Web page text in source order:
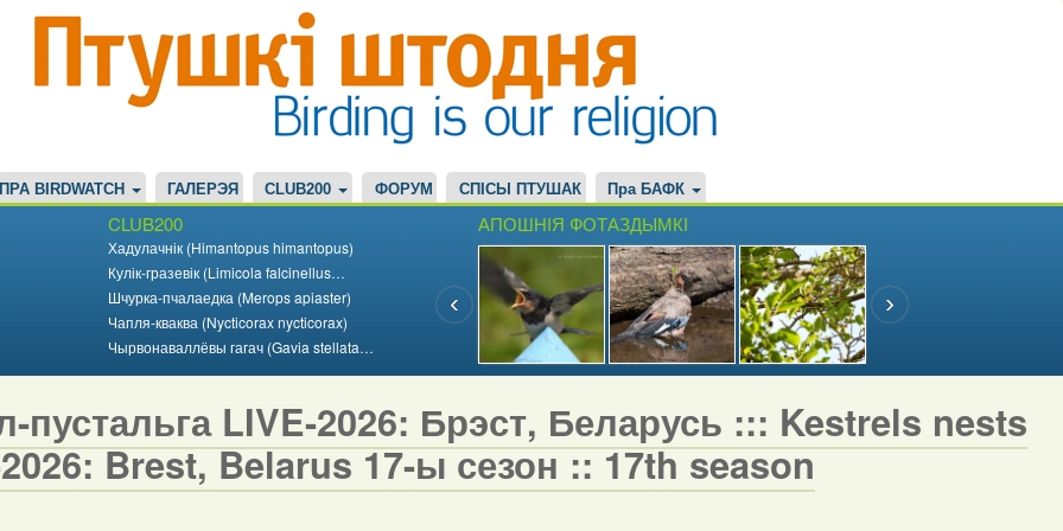
ПРА BIRDWATCH ГАЛЕРЭЯ CLUB200 ФОРУМ СПІСЫ ПТУШАК Пра БАФК
CLUB200
Хадулачнік (Himantopus himantopus)
Кулік-гразевік (Limicola falcinellus…
Шчурка-пчалаедка (Merops apiaster)
Чапля-кваква (Nycticorax nycticorax)
Чырвонаваллёвы гагач (Gavia stellata…
АПОШНІЯ ФОТАЗДЫМКІ
пустальга LIVE-2026: Брэст, Беларусь ::: Kestrels nests
Brest, Belarus 17-ы сезон :: 17th season